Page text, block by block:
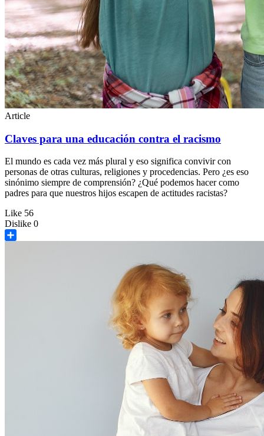
Article
Claves para una educación contra el racismo
El mundo es cada vez más plural y eso significa convivir con
personas de otras culturas, religiones y procedencias. Pero ¿es eso
sinónimo siempre de comprensión? ¿Qué podemos hacer como
padres para que nuestros hijos escapen de actitudes racistas?
Like 56
Dislike 0